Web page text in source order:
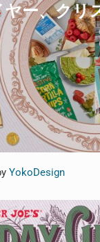
ヤー、クリ
YokoDesign